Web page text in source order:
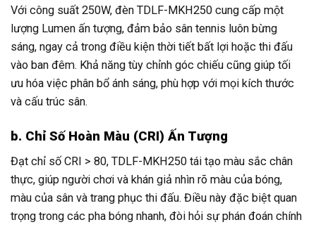
Với công suất 250W, đèn TDLF-MKH250 cung cấp một
lượng Lumen ấn tượng, đảm bảo sân tennis luôn bừng
sáng, ngay cả trong điều kiện thời tiết bất lợi hoặc thi đấu
vào ban đêm. Khả năng tùy chỉnh góc chiếu cũng giúp tối
ưu hóa việc phân bổ ánh sáng, phù hợp với mọi kích thước
và cấu trúc sân.
b. Chỉ Số Hoàn Màu (CRI) Ấn Tượng
Đạt chỉ số CRI > 80, TDLF-MKH250 tái tạo màu sắc chân
thực, giúp người chơi và khán giả nhìn rõ màu của bóng,
màu của sân và trang phục thi đấu. Điều này đặc biệt quan
trọng trong các pha bóng nhanh, đòi hỏi sự phán đoán chính